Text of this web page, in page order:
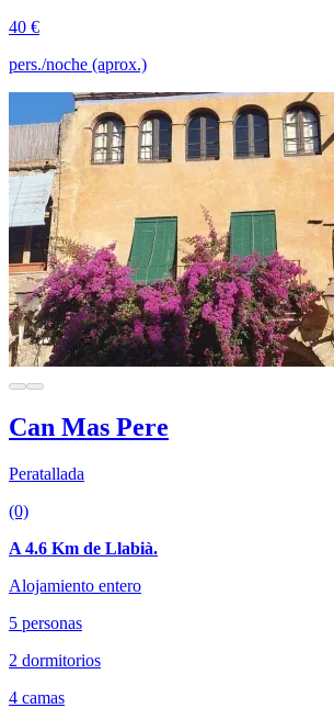
40 €
pers./noche (aprox.)
Can Mas Pere
Peratallada
(0)
A 4.6 Km de Llabià.
Alojamiento entero
5 personas
2 dormitorios
4 camas